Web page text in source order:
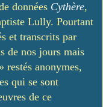
données Cythère,
Lully. Pourtant
et transcrits par
de nos jours mais
restés anonymes,
qui se sont
de ce